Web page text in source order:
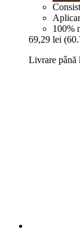
100%
69,29 lei
Livrare până